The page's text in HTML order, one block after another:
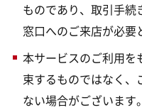
ものであり、取引手
窓口へのご来店が必要
本サービスのご利用を
束するものではなく、
ない場合がございます。